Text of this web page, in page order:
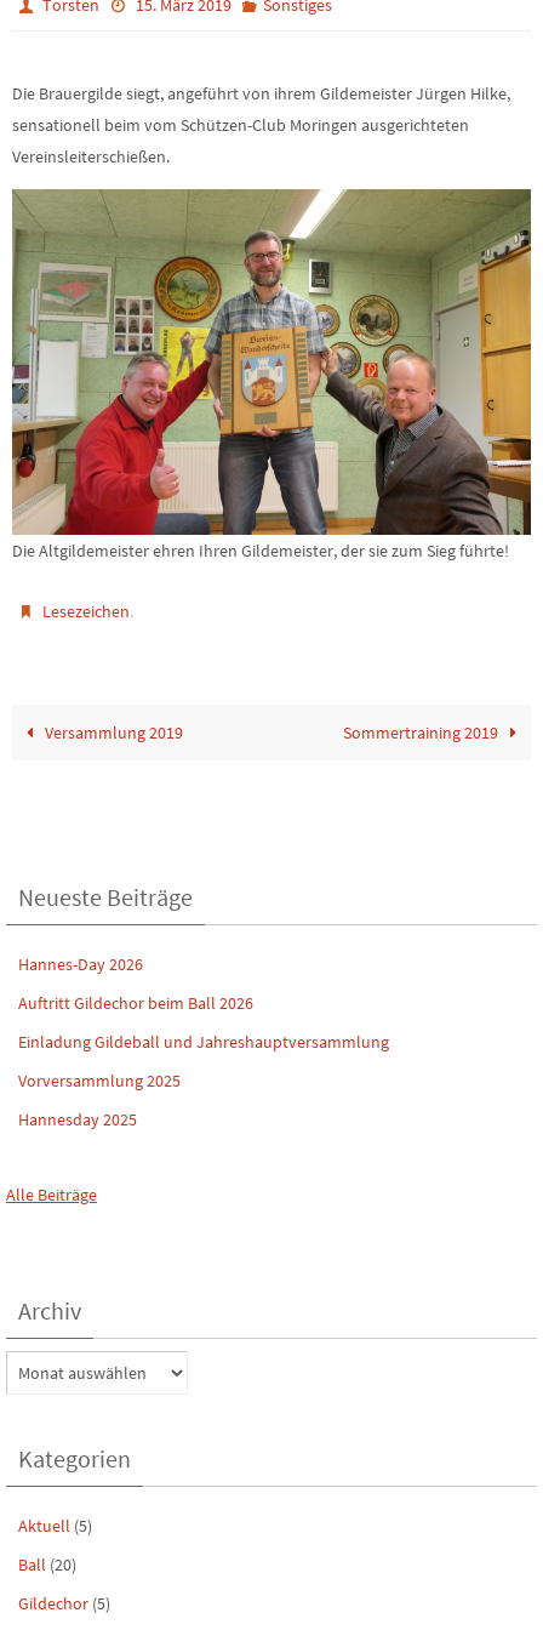
Torsten 15. März 2019 Sonstiges
Die Brauergilde siegt, angeführt von ihrem Gildemeister Jürgen Hilke,
sensationell beim vom Schützen-Club Moringen ausgerichteten
Vereinsleiterschießen.
Die Altgildemeister ehren Ihren Gildemeister, der sie zum Sieg führte!
Lesezeichen.
Versammlung 2019 Sommertraining 2019
Neueste Beiträge
Hannes-Day 2026
Auftritt Gildechor beim Ball 2026
Einladung Gildeball und Jahreshauptversammlung
Vorversammlung 2025
Hannesday 2025
Alle Beiträge
Archiv
Archiv
Kategorien
Aktuell (5)
Ball (20)
Gildechor (5)